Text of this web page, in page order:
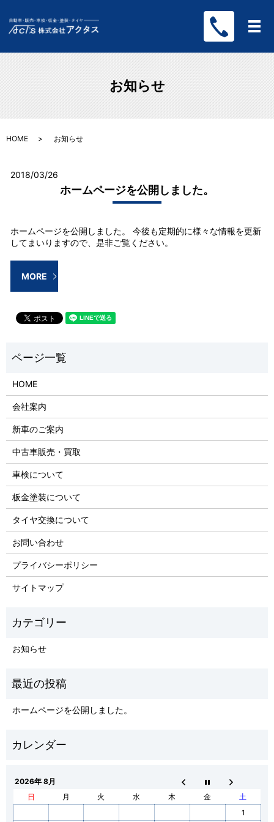
メ
お知らせ
HOME お知らせ
2018/03/26
ホームページを公開しました。
ホームページを公開しました。 今後も定期的に様々な情報を更新
してまいりますので、是非ご覧ください。
MORE
HOME
会社案内
新車のご案内
中古車販売・買取
車検について
板金塗装について
タイヤ交換について
お問い合わせ
プライバシーポリシー
サイトマップ
お知らせ
ホームページを公開しました。
2026年 8月
日
月 火 水 木 金
土
1